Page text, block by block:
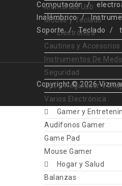
Memorias Usb
Mouse y Teclado
Electrónica
Cautines y Accesorios
Instrumentos De
Seguridad
Ups y Regulador
Varios Electrónica
Gamer y
Audífonos Gamer
Game Pad
Mouse Gamer
Hogar y Salud
Balanzas
Computación
Inalámbrico
Soporte
Teclado
Copyright © 2026